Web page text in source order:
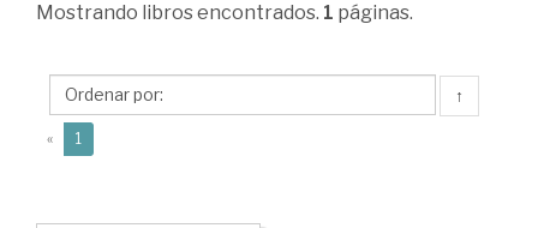
Espino
Blanca
del
Mostrando libros encontrados. 1 páginas.
↑
« 1